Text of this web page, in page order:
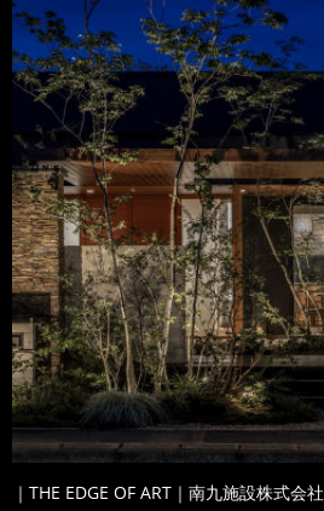
｜THE EDGE OF ART｜南九施設株式会社